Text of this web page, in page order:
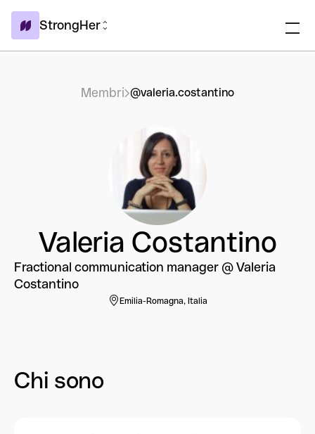
StrongHer
Membri @valeria.costantino
Valeria Costantino
Fractional communication manager @ Valeria
Costantino
Emilia-Romagna, Italia
Chi sono